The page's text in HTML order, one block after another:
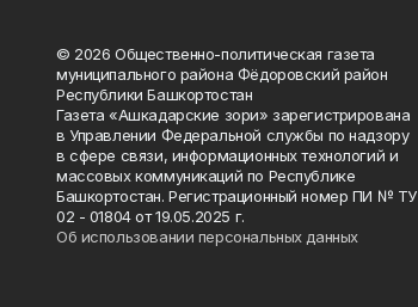
© 2026 Общественно-политическая газета
муниципального района Фёдоровский район
Республики Башкортостан
Газета «Ашкадарские зори» зарегистрирована
в Управлении Федеральной службы по надзору
в сфере связи, информационных технологий и
массовых коммуникаций по Республике
Башкортостан. Регистрационный номер ПИ № ТУ
02 - 01804 от 19.05.2025 г.
Об использовании персональных данных